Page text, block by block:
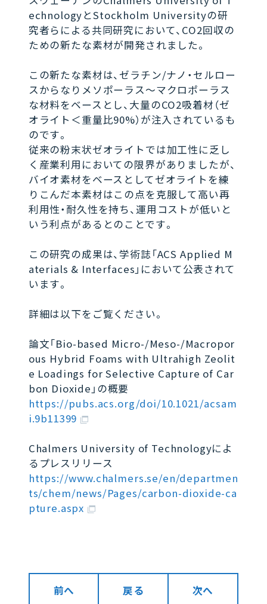
echnologyとStockholm Universityの研
究者らによる共同研究において、CO2回収の
ための新たな素材が開発されました。
この新たな素材は、ゼラチン/ナノ・セルロー
スからなりメソポーラス〜マクロポーラス
な材料をベースとし、大量のCO2吸着材（ゼ
オライト＜重量比90%）が注入されているも
のです。
従来の粉末状ゼオライトでは加工性に乏し
く産業利用においての限界がありましたが、
バイオ素材をベースとしてゼオライトを練
りこんだ本素材はこの点を克服して高い再
利用性・耐久性を持ち、運用コストが低いと
いう利点があるとのことです。
この研究の成果は、学術誌「ACS Applied M
aterials & Interfaces」において公表されて
います。
詳細は以下をご覧ください。
論文「Bio-based Micro-/Meso-/Macropor
ous Hybrid Foams with Ultrahigh Zeolit
e Loadings for Selective Capture of Car
bon Dioxide」の概要
https://pubs.acs.org/doi/10.1021/acsam
i.9b11399
Chalmers University of Technologyによ
るプレスリリース
https://www.chalmers.se/en/departmen
ts/chem/news/Pages/carbon-dioxide-ca
pture.aspx
前へ 戻る 次へ